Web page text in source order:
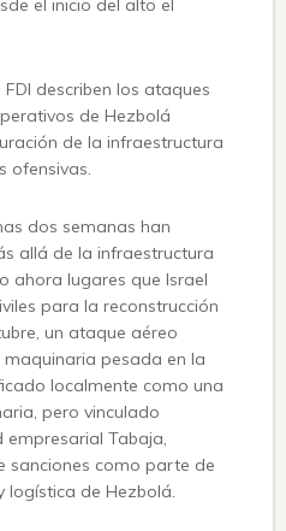
el inicio del alto el
describen los ataques
de Hezbolá
de la infraestructura
ofensivas.
dos semanas han
allá de la infraestructura
ahora lugares que Israel
para la reconstrucción
un ataque aéreo
pesada en la
localmente como una
pero vinculado
Tabaja,
sanciones como parte de
logística de Hezbolá.